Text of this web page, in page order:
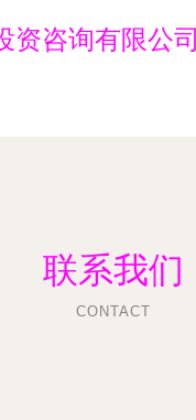
资咨询有限公司
联系我们
CONTACT